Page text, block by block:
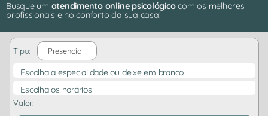
Busque um atendimento online psicológicocom os melhores
profissionais e no conforto da sua casa!
Tipo: Presencial
Escolha a especialidade ou deixe em branco
Escolha os horários
Valor: